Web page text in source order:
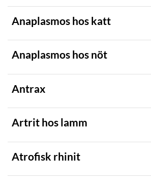
Vattenbuffel
SJUKDOMSKLASSIFICERING
Anaplasmos hos katt
Anaplasmos hos nöt
Antrax
Artrit hos lamm
Atrofisk rhinit